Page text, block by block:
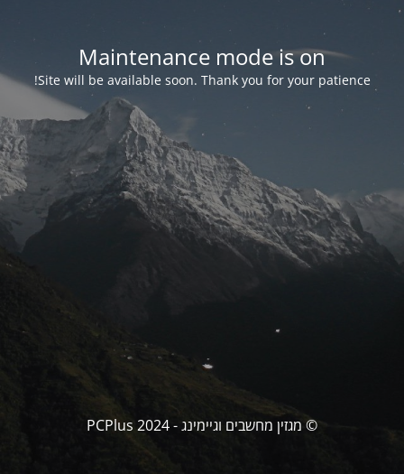
Maintenance mode is on
Site will be available soon. Thank you for your patience!
© מגזין מחשבים וגיימינג - PCPlus 2024